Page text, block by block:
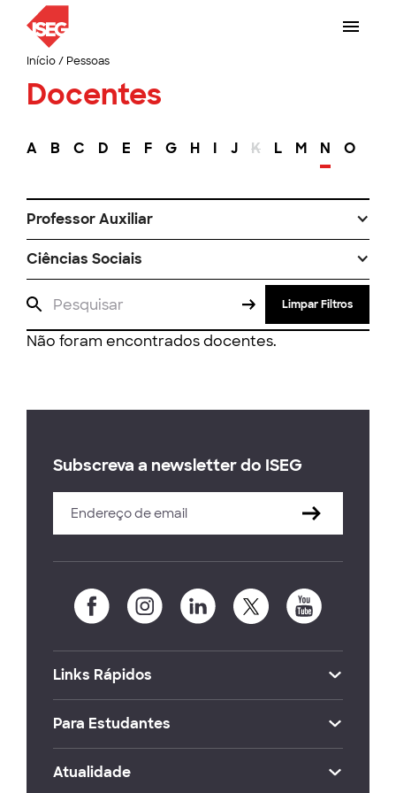
Início/ Pessoas
Docentes
A B C D E F G H I J K L M N O
Professor Auxiliar
Ciências Sociais
Limpar Filtros
Não foram encontrados docentes.
Subscreva a newsletter do ISEG
Links Rápidos
Para Estudantes
Atualidade